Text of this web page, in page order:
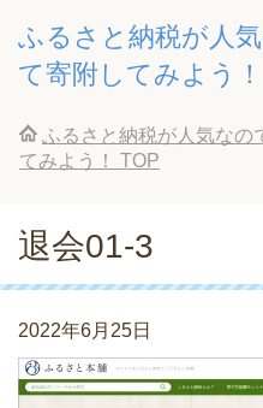
ふるさと納税が人
て寄附してみよう！
ふるさと納税が人気なの
てみよう！
TOP
退会01-3
2022年6月25日